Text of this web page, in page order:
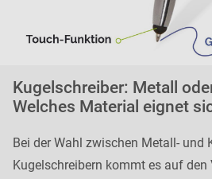
Kugelschreiber: Metall
Welches Material eignet
Bei der Wahl zwischen Metall- und
Kugelschreibern kommt es auf